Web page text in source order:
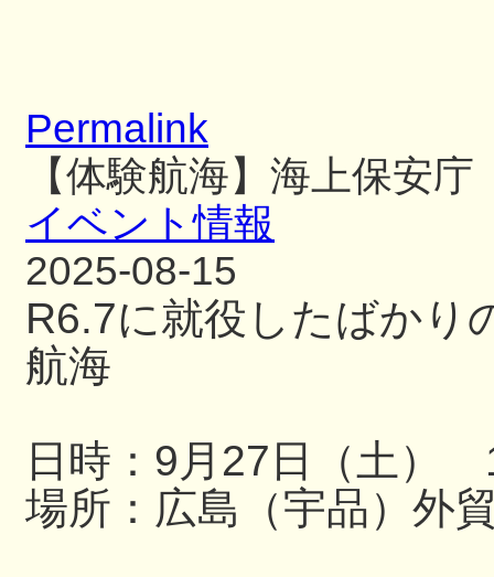
Permalink
【体験航海】海上保安
イベント情報
2025-08-15
R6.7に就役したばかり
航海
日時：9月27日（土）
場所：広島（宇品）外